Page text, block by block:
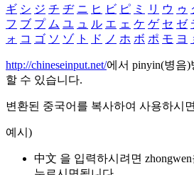
ギ シ ジ チ ヂ ニ ヒ ビ ピ ミ リ ウ ゥ
フ ブ プ ム ユ ュ ル エ ェ ケ ゲ セ ゼ
ォ コ ゴ ソ ゾ ト ド ノ ホ ボ ポ モ ヨ
http://chineseinput.net/에서 pinyin(병음
할 수 있습니다.
변환된 중국어를 복사하여 사용하시
예시)
中文 을 입력하시려면 zhongwen